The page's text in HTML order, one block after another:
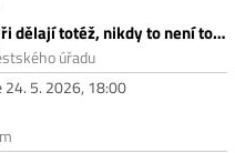
MY TŘI A TERI (Když čtyři dělají totéž, nikdy to není totéž.)
úřadu
5. 2026, 18:00